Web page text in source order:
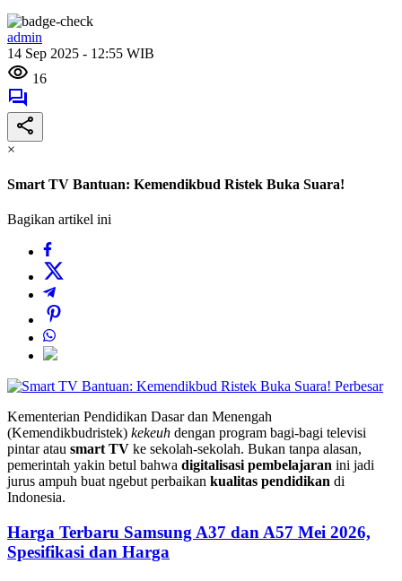
admin
14 Sep 2025 - 12:55 WIB
16
×
Smart TV Bantuan: Kemendikbud Ristek Buka Suara!
Bagikan artikel ini
Perbesar
Kementerian Pendidikan Dasar dan Menengah
(Kemendikbudristek) kekeuh dengan program bagi-bagi televisi
pintar atau smart TV ke sekolah-sekolah. Bukan tanpa alasan,
pemerintah yakin betul bahwa digitalisasi pembelajaran ini jadi
jurus ampuh buat ngebut perbaikan kualitas pendidikan di
Indonesia.
Harga Terbaru Samsung A37 dan A57 Mei 2026,
Spesifikasi dan Harga